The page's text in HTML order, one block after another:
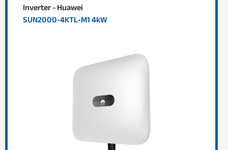
Inverter - Huawei
SUN2000-4KTL-M1 4kW